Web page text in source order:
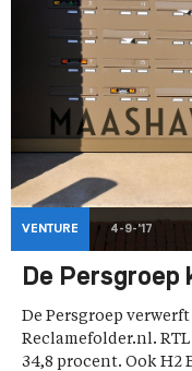
VENTURE 4-9-'17
De
De Persgroep
Reclamefolder.nl.
34,8 procent. Ook H2